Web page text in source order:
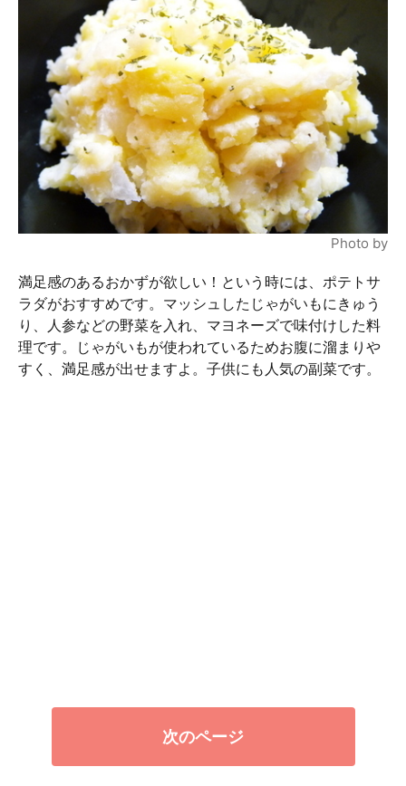
Photo by
満足感のあるおかずが欲しい！という時には、ポテトサ
ラダがおすすめです。マッシュしたじゃがいもにきゅう
り、人参などの野菜を入れ、マヨネーズで味付けした料
理です。じゃがいもが使われているためお腹に溜まりや
すく、満足感が出せますよ。子供にも人気の副菜です。
次のページ